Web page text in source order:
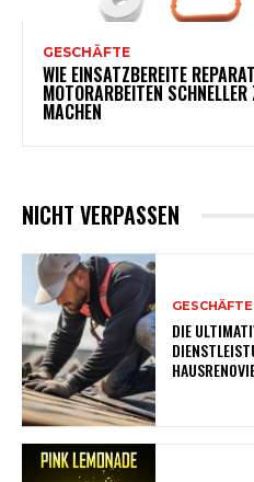
GESCHÄFTE
WIE EINSATZBEREITE
MOTORARBEITEN
MACHEN
NICHT VERPASSEN
GESCHÄFTE
DIE